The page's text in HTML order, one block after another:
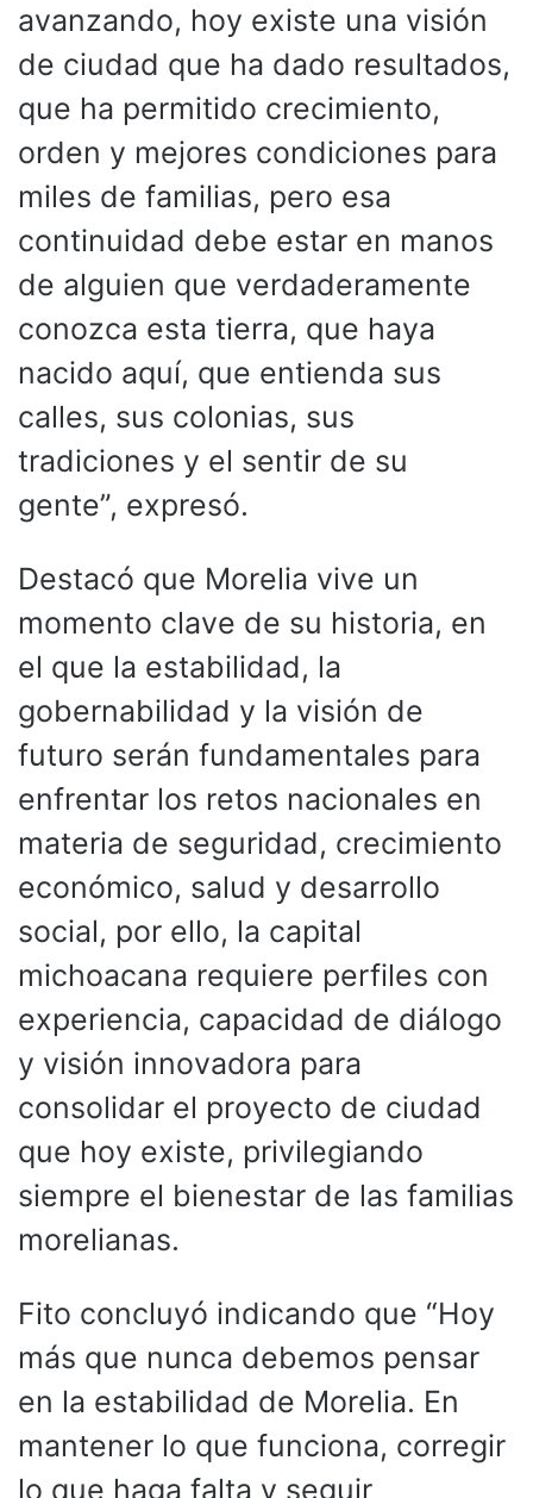
avanzando, hoy existe una visión
de ciudad que ha dado resultados,
que ha permitido crecimiento,
orden y mejores condiciones para
miles de familias, pero esa
continuidad debe estar en manos
de alguien que verdaderamente
conozca esta tierra, que haya
nacido aquí, que entienda sus
calles, sus colonias, sus
tradiciones y el sentir de su
gente”, expresó.
Destacó que Morelia vive un
momento clave de su historia, en
el que la estabilidad, la
gobernabilidad y la visión de
futuro serán fundamentales para
enfrentar los retos nacionales en
materia de seguridad, crecimiento
económico, salud y desarrollo
social, por ello, la capital
michoacana requiere perfiles con
experiencia, capacidad de diálogo
y visión innovadora para
consolidar el proyecto de ciudad
que hoy existe, privilegiando
siempre el bienestar de las familias
morelianas.
Fito concluyó indicando que “Hoy
más que nunca debemos pensar
en la estabilidad de Morelia. En
mantener lo que funciona, corregir
lo que haga falta y seguir